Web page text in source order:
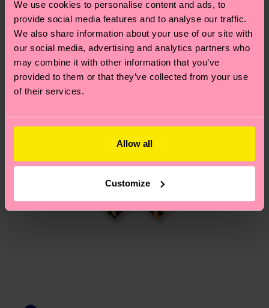
We use cookies to personalise content and ads, to
provide social media features and to analyse our traffic.
We also share information about your use of our site with
our social media, advertising and analytics partners who
may combine it with other information that you’ve
provided to them or that they’ve collected from your use
of their services.
Allow all
Customize
deinem Land abhängt.
Du hast Fragen zu einer Retoure? In unserem
Hilfebereich im Artikel Retouren findest du die
am häufigsten gestellten Fragen.